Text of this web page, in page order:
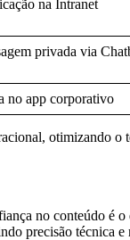
na Intranet
privada via
no app corporativo
otimizando o
no conteúdo é o
precisão técnica e